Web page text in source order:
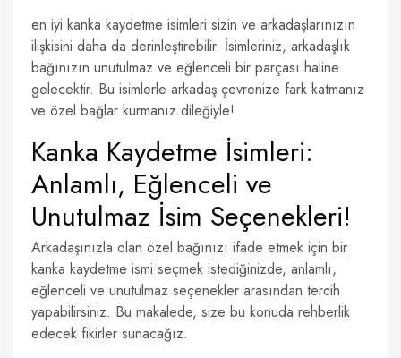
en iyi kanka kaydetme isimleri sizin ve arkadaşlarınızın
ilişkisini daha da derinleştirebilir. İsimleriniz, arkadaşlık
bağınızın unutulmaz ve eğlenceli bir parçası haline
gelecektir. Bu isimlerle arkadaş çevrenize fark katmanız
ve özel bağlar kurmanız dileğiyle!
Kanka Kaydetme İsimleri:
Anlamlı, Eğlenceli ve
Unutulmaz İsim Seçenekleri!
Arkadaşınızla olan özel bağınızı ifade etmek için bir
kanka kaydetme ismi seçmek istediğinizde, anlamlı,
eğlenceli ve unutulmaz seçenekler arasından tercih
yapabilirsiniz. Bu makalede, size bu konuda rehberlik
edecek fikirler sunacağız.